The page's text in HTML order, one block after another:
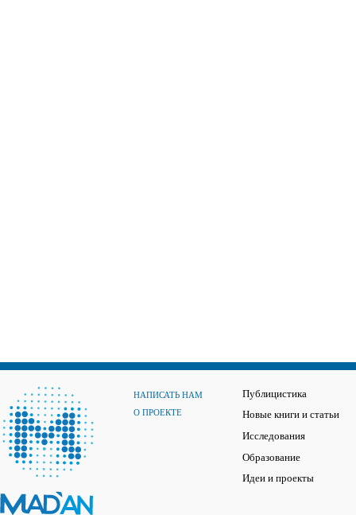
НАПИСАТЬ НАМ
О ПРОЕКТЕ
Публицистика
Новые книги и статьи
Исследования
Образование
Идеи и проекты